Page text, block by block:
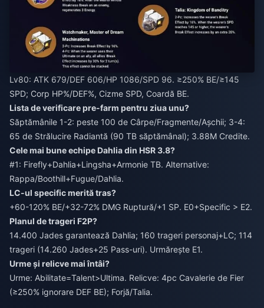
Lv80: ATK 679/DEF 606/HP 1086/SPD 96. ≥250% BE/≥145
SPD; Corp HP%/DEF%, Cizme SPD, Coardă BE.
Lista de verificare pre-farm pentru ziua unu?
Săptămânile 1-2: peste 100 de Cârpe/Fragmente/Așchii; 3-4:
65 de Strălucire Radiantă (90 TB săptămânal); 3.88M Credite.
Cele mai bune echipe Dahlia din HSR 3.8?
#1: Firefly+Dahlia+Lingsha+Armonie TB. Alternative:
Rappa/Boothill+Fugue/Dahlia.
LC-ul specific merită tras?
+60-120% BE/+32-72% DMG Ruptură/+1 SP. E0+Specific > E2.
Planul de trageri F2P?
14.400 Jades garantează Dahlia; 160 trageri personaj+LC; 114
trageri (14.260 Jades+25 Pass-uri). Urmărește E1.
Urme și relicve mai întâi?
Urme: Abilitate=Talent>Ultima. Relicve: 4pc Cavalerie de Fier
(≥250% ignorare DEF BE); Forjă/Talia.